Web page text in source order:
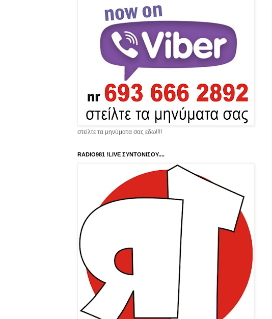
στείλτε τα μηνύματα σας εδω!!!!
RADIO981 !LIVE ΣΥΝΤΟΝΙΣΟΥ....